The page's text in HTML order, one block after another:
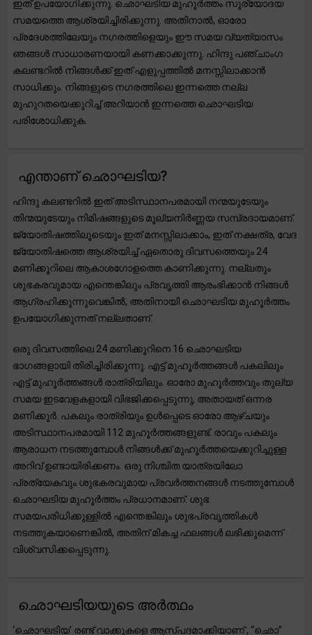
ഇത് ഉപയോഗിക്കുന്നു. ഛൊഘടിയ മുഹൂർത്തം സൂര്യോദയ
സമയത്തെ ആശ്രയിച്ചിരിക്കുന്നു. അതിനാൽ, ഓരോ
പ്രദേശത്തിലേയും നഗരത്തിളെയും ഈ സമയ വ്യത്യാസം
ഞങ്ങൾ സാധാരണയായി കണക്കാക്കുന്നു. ഹിന്ദു പഞ്ചാംഗ
കലണ്ടറിൽ നിങ്ങൾക്ക് ഇത് എളുപ്പത്തിൽ മനസ്സിലാക്കാൻ
സാധിക്കും. നിങ്ങളുടെ നഗരത്തിലെ ഇന്നത്തെ നല്ല
മുഹുറതയെക്കുറിച്ച് അറിയാൻ ഇന്നത്തെ ഛൊഘടിയ
പരിശോധിക്കുക.
എന്താണ് ഛൊഘടിയ?
ഹിന്ദു കലണ്ടറിൽ ഇത് അടിസ്ഥാനപരമായി നന്മയുടേയും
തിന്മയുടേയും നിമിഷങ്ങളുടെ മൂല്യനിർണ്ണയ സമ്പ്രദായമാണ്.
ജ്യോതിഷത്തിലൂടെയും ഇത് മനസ്സിലാക്കാം, ഇത് നക്ഷത്ര, വേദ
ജ്യോതിഷത്തെ ആശ്രയിച്ച് ഏതൊരു ദിവസത്തെയും 24
മണിക്കൂറിലെ ആകാശഗോളത്തെ കാണിക്കുന്നു. നല്ലതും
ശുഭകരവുമായ എന്തെങ്കിലും പ്രവൃത്തി ആരംഭിക്കാൻ നിങ്ങൾ
ആഗ്രഹിക്കുന്നുവെങ്കിൽ, അതിനായി ഛൊഘടിയ മുഹൂർത്തം
ഉപയോഗിക്കുന്നത് നല്ലതാണ്.
ഒരു ദിവസത്തിലെ 24 മണിക്കൂറിനെ 16 ഛൊഘടിയ
ഭാഗങ്ങളായി തിരിച്ചിരിക്കുന്നു. എട്ട് മുഹൂർത്തങ്ങൾ പകലിലും
എട്ട് മുഹൂർത്തങ്ങൾ രാത്രിയിലും. ഓരോ മുഹൂർത്തവും തുല്യ
സമയ ഇടവേളകളായി വിഭജിക്കപ്പെടുന്നു, അതായത് ഒന്നര
മണിക്കൂർ. പകലും രാത്രിയും ഉൾപ്പെടെ ഓരോ ആഴ്ചയും
അടിസ്ഥാനപരമായി 112 മുഹൂർത്തങ്ങളുണ്ട്. രാവും പകലും
ആരാധന നടത്തുമ്പോൾ നിങ്ങൾക്ക് മുഹൂർത്തയെക്കുറിച്ചുള്ള
അറിവ് ഉണ്ടായിരിക്കണം. ഒരു നിശ്ചിത യാത്രയിലോ
പ്രത്യേകവും ശുഭകരവുമായ പ്രവർത്തനങ്ങൾ നടത്തുമ്പോൾ
ഛൊഘടിയ മുഹൂർത്തം പ്രധാനമാണ്. ശുഭ
സമയപരിധിക്കുള്ളിൽ എന്തെങ്കിലും ശുഭപ്രവൃത്തികൾ
നടത്തുകയാണെങ്കിൽ, അതിന് മികച്ച ഫലങ്ങൾ ലഭിക്കുമെന്ന്
വിശ്വസിക്കപ്പെടുന്നു.
ഛൊഘടിയയുടെ അർത്ഥം
‘ഛൊഘടിയ’ രണ്ട് വാക്കുകളെ ആസ്പദമാക്കിയാണ് , “ഛൊ”